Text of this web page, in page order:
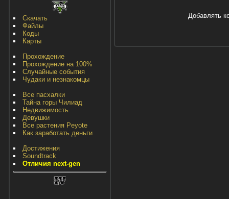
Скачать
Файлы
Коды
Карты
Прохождение
Прохождение на 100%
Случайные события
Чудаки и незнакомцы
Все пасхалки
Тайна горы Чилиад
Недвижимость
Девушки
Все растения Peyote
Как заработать деньги
Достижения
Soundtrack
Отличия next-gen
Добавлять